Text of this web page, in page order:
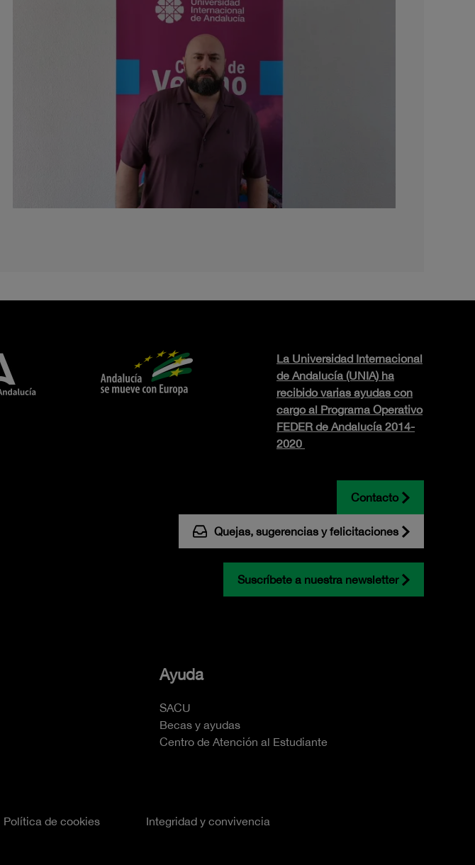
La Universidad Internacional
de Andalucía (UNIA) ha
recibido varias ayudas con
cargo al Programa Operativo
FEDER de Andalucía 2014-
2020
Contacto
Quejas, sugerencias y felicitaciones
Suscríbete a nuestra newsletter
Ayuda
SACU
Becas y ayudas
Centro de Atención al Estudiante
Política de cookies Integridad y convivencia